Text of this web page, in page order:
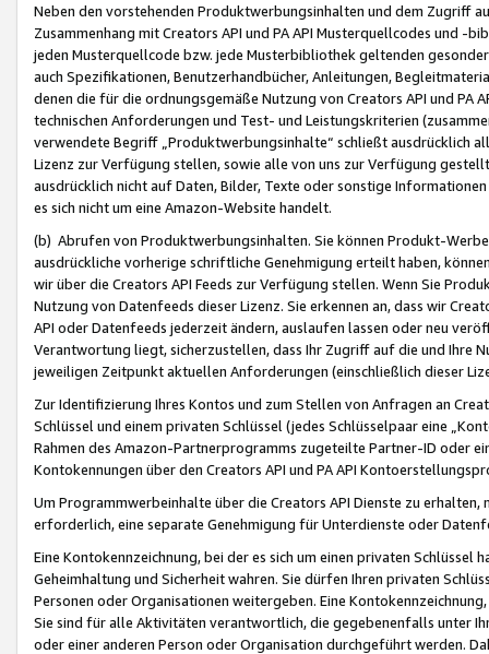
Neben den vorstehenden Produktwerbungsinhalten und dem Zugriff
Zusammenhang mit Creators API und PA API Musterquellcodes und
jeden Musterquellcode bzw. jede Musterbibliothek geltenden
auch Spezifikationen, Benutzerhandbücher, Anleitungen,
denen die für die ordnungsgemäße Nutzung von Creators API und PA
technischen Anforderungen und Test- und Leistungskriterien
verwendete Begriff „Produktwerbungsinhalte“ schließt ausdrücklich
Lizenz zur Verfügung stellen, sowie alle von uns zur Verfügung
ausdrücklich nicht auf Daten, Bilder, Texte oder sonstige
es sich nicht um eine Amazon-Website handelt.
(b) Abrufen von Produktwerbungsinhalten. Sie können Produkt-
ausdrückliche vorherige schriftliche Genehmigung erteilt haben,
wir über die Creators API Feeds zur Verfügung stellen. Wenn Sie
Nutzung von Datenfeeds dieser Lizenz. Sie erkennen an, dass wir
API oder Datenfeeds jederzeit ändern, auslaufen lassen oder neu
Verantwortung liegt, sicherzustellen, dass Ihr Zugriff auf die und Ihre
jeweiligen Zeitpunkt aktuellen Anforderungen (einschließlich dieser
Zur Identifizierung Ihres Kontos und zum Stellen von Anfragen an
Schlüssel und einem privaten Schlüssel (jedes Schlüsselpaar eine
Rahmen des Amazon-Partnerprogramms zugeteilte Partner-ID oder
Kontokennungen über den Creators API und PA API
Um Programmwerbeinhalte über die Creators API Dienste zu
erforderlich, eine separate Genehmigung für Unterdienste oder
Eine Kontokennzeichnung, bei der es sich um einen privaten
Geheimhaltung und Sicherheit wahren. Sie dürfen Ihren privaten
Personen oder Organisationen weitergeben. Eine
Sie sind für alle Aktivitäten verantwortlich, die gegebenenfalls unter
oder einer anderen Person oder Organisation durchgeführt werden.